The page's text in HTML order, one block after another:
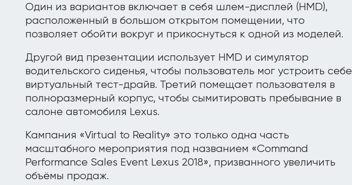
Один из вариантов включает в себя шлем-дисплей (HMD),
расположенный в большом открытом помещении, что
позволяет обойти вокруг и прикоснуться к одной из моделей.
Другой вид презентации использует HMD и симулятор
водительского сиденья, чтобы пользователь мог устроить себе
виртуальный тест-драйв. Третий помещает пользователя в
полноразмерный корпус, чтобы сымитировать пребывание в
салоне автомобиля Lexus.
Кампания «Virtual to Reality» это только одна часть
масштабного мероприятия под названием «Command
Performance Sales Event Lexus 2018», призванного увеличить
объёмы продаж.